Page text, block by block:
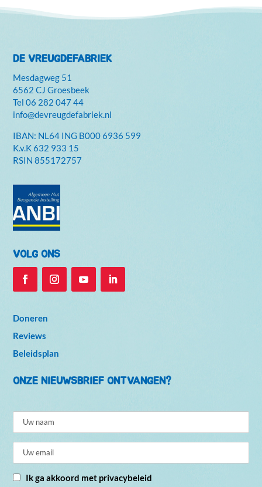
DE VREUGDEFABRIEK
Mesdagweg 51
6562 CJ Groesbeek
Tel06 282 047 44
info@devreugdefabriek.nl
IBAN: NL64 ING B000 6936 599
K.v.K632 933 15
RSIN 855172757
VOLG ONS
Doneren
Reviews
Beleidsplan
ONZE NIEUWSBRIEF ONTVANGEN?
Ik ga akkoord met privacybeleid